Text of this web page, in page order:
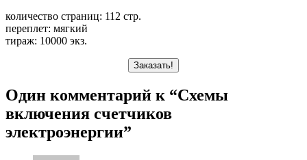
количество страниц: 112 стр.
переплет: мягкий
тираж: 10000 экз.
Один комментарий к “Схемы
включения счетчиков
электроэнергии”